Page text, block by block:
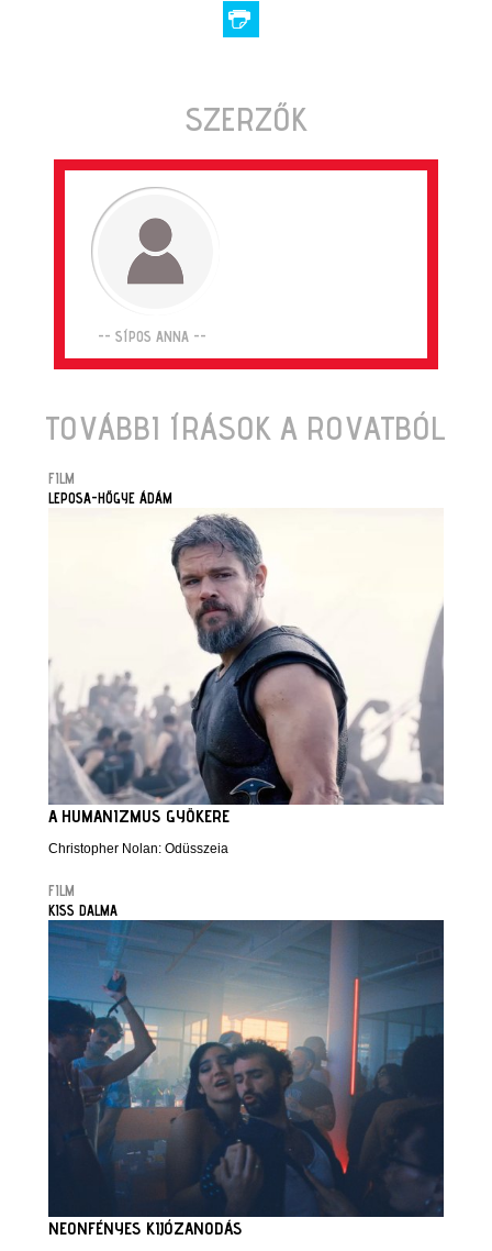
SZERZŐK
-- SÍPOS ANNA --
TOVÁBBI ÍRÁSOK A ROVATBÓL
FILM
LEPOSA-HŐGYE ÁDÁM
A HUMANIZMUS GYÖKERE
Christopher Nolan: Odüsszeia
FILM
KISS DALMA
NEONFÉNYES KIJÓZANODÁS